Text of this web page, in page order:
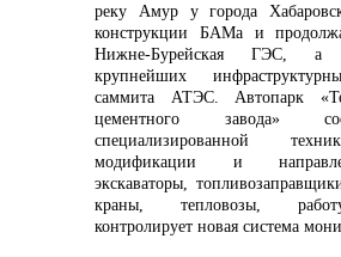
+7 (423) 234 50 50
реку Амур у города
конструкции БАМа и
Нижне-Бурейская ГЭС, а
крупнейших
саммита АТЭС. Автопарк
цементного завода»
специализированной
модификации и
экскаваторы,
краны, тепловозы,
контролирует новая система